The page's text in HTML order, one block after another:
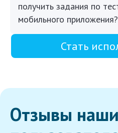
получить задания по
мобильного приложения?
Стать
Отзывы